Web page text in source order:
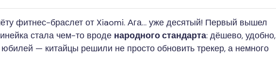
фитнес-браслет от Xiaomi. Ага… уже десятый! Первый вышел
стала чем-то вроде народного стандарта: дёшево, удобно,
юбилей — китайцы решили не просто обновить трекер, а немного